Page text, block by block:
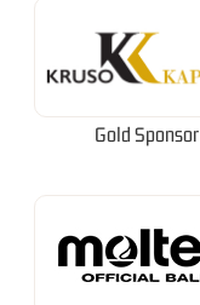
Gold Sponsor